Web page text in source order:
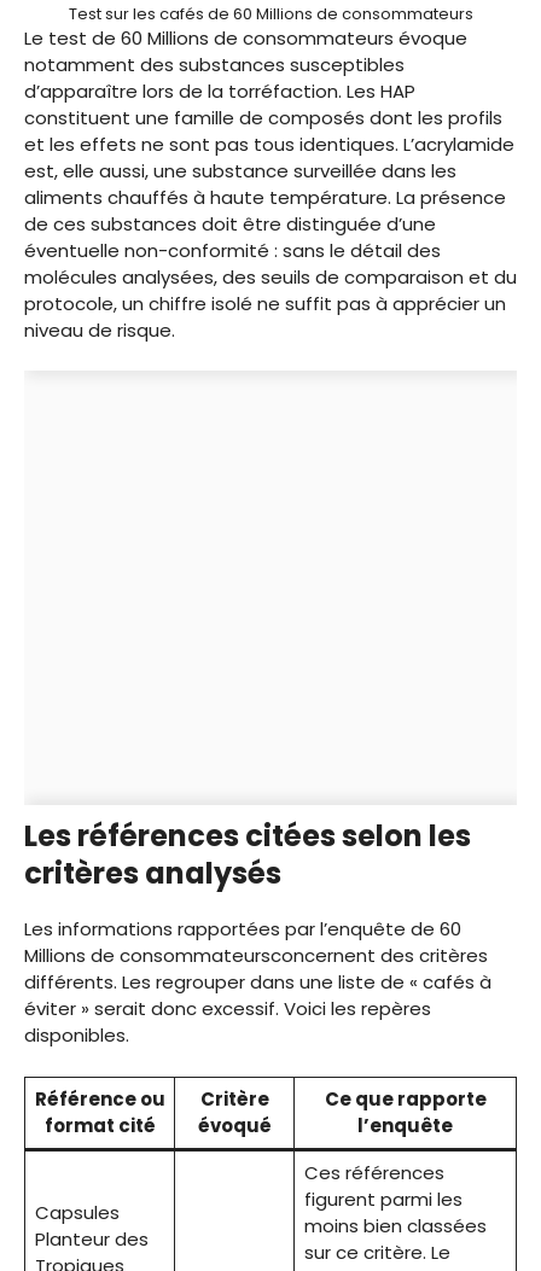
Test sur les cafés de 60 Millions de consommateurs
Le test de 60 Millions de consommateurs évoque
notamment des substances susceptibles
d’apparaître lors de la torréfaction. Les HAP
constituent une famille de composés dont les profils
et les effets ne sont pas tous identiques. L’acrylamide
est, elle aussi, une substance surveillée dans les
aliments chauffés à haute température. La présence
de ces substances doit être distinguée d’une
éventuelle non-conformité : sans le détail des
molécules analysées, des seuils de comparaison et du
protocole, un chiffre isolé ne suffit pas à apprécier un
niveau de risque.
Les références citées selon les
critères analysés
Les informations rapportées par l’enquête de 60
Millions de consommateursconcernent des critères
différents. Les regrouper dans une liste de « cafés à
éviter » serait donc excessif. Voici les repères
disponibles.
Référence ou
format cité
Critère
évoqué
Ce que rapporte
l’enquête
Capsules
Planteur des
Tropiques
Ces références
figurent parmi les
moins bien classées
sur ce critère. Le